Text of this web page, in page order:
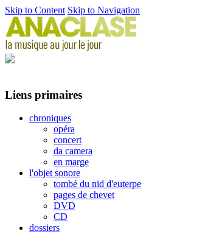
Skip to Content Skip to Navigation
Liens primaires
chroniques
opéra
concert
da camera
en marge
l'objet sonore
tombé du nid d'euterpe
pages de chevet
DVD
CD
dossiers